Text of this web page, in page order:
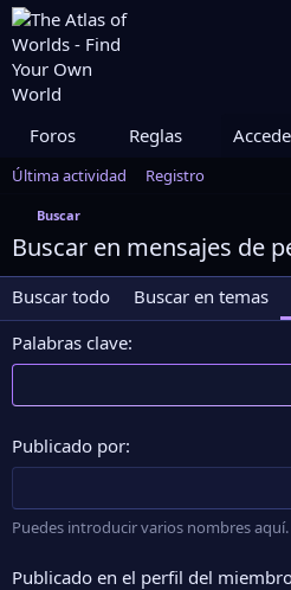
Foros Reglas
Última actividad Registro
Buscar
Buscar en mensajes de
Buscar todo Buscar en temas
Palabras clave
Publicado por
Puedes introducir varios nombres aquí.
Publicado en el perfil del